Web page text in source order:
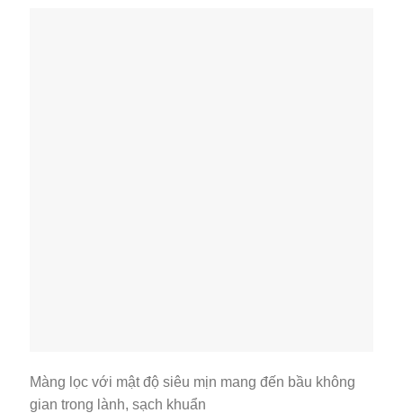
Màng lọc với mật độ siêu mịn mang đến bầu không
gian trong lành, sạch khuẩn